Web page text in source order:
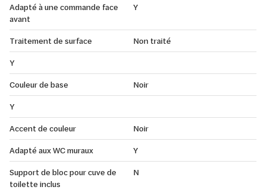
Adapté à une commande face
avant
Y
Traitement de surface
Non traité
Y
Couleur de base
Noir
Y
Accent de couleur
Noir
Adapté aux WC muraux
Y
Support de bloc pour cuve de
toilette inclus
N